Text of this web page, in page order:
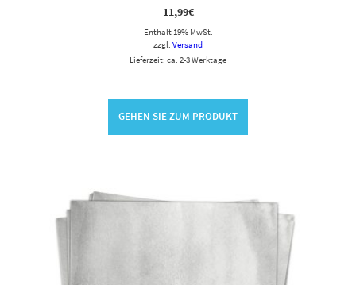
11,99€
Enthält 19% MwSt.
zzgl. Versand
Lieferzeit: ca. 2-3 Werktage
GEHEN SIE ZUM PRODUKT